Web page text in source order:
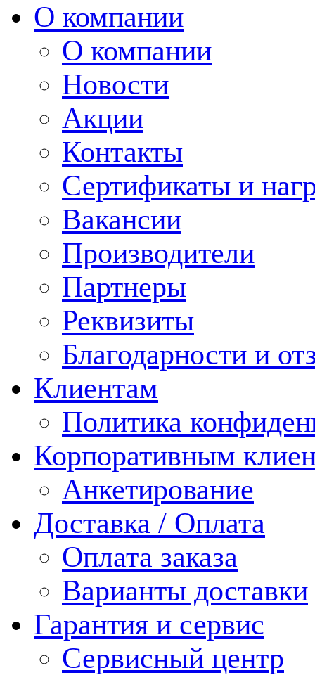
О компании
О компании
Новости
Акции
Контакты
Сертификаты и
Вакансии
Производители
Партнеры
Реквизиты
Благодарности и
Клиентам
Политика
Корпоративным
Анкетирование
Доставка / Оплата
Оплата заказа
Варианты доставки
Гарантия и сервис
Сервисный центр